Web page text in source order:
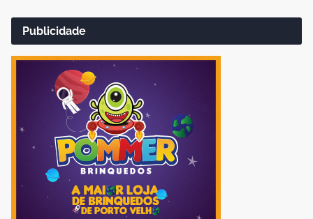
Publicidade